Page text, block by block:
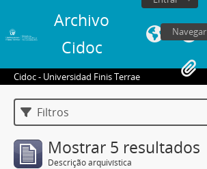
Archivo
Cidoc
Navegar
Cidoc - Universidad Finis Terrae
Filtros
Mostrar 5 resultados
Descrição arquivística